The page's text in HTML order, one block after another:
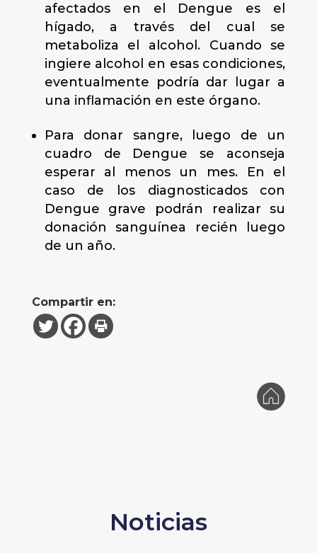
afectados en el Dengue es el
hígado, a través del cual se
metaboliza el alcohol. Cuando se
ingiere alcohol en esas condiciones,
eventualmente podría dar lugar a
una inflamación en este órgano.
Para donar sangre, luego de un
cuadro de Dengue se aconseja
esperar al menos un mes. En el
caso de los diagnosticados con
Dengue grave podrán realizar su
donación sanguínea recién luego
de un año.
Compartir en:
Noticias